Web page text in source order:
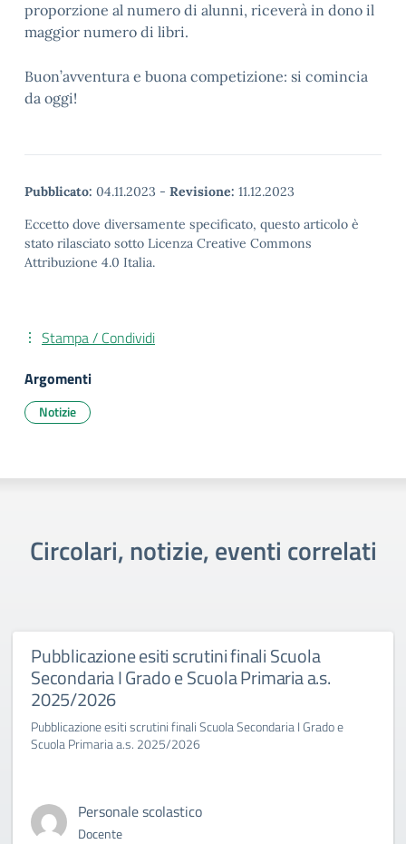
proporzione al numero di alunni, riceverà in dono il
maggior numero di libri.
Buon’avventura e buona competizione: si comincia
da oggi!
Pubblicato: 04.11.2023 - Revisione: 11.12.2023
Eccetto dove diversamente specificato, questo articolo è
stato rilasciato sotto Licenza Creative Commons
Attribuzione 4.0 Italia.
Stampa / Condividi
Argomenti
Notizie
Circolari, notizie, eventi correlati
Pubblicazione esiti scrutini finali Scuola
Secondaria I Grado e Scuola Primaria a.s.
2025/2026
Pubblicazione esiti scrutini finali Scuola Secondaria I Grado e
Scuola Primaria a.s. 2025/2026
Personale scolastico
Docente